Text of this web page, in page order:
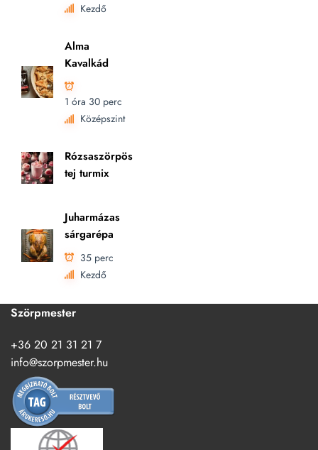
Kezdő
Alma
Kavalkád
1 óra 30 perc
Középszint
Rózsaszörpös
tej turmix
Juharmázas
sárgarépa
35 perc
Kezdő
Szörpmester
+36 20 21 31 21 7
info@szorpmester.hu